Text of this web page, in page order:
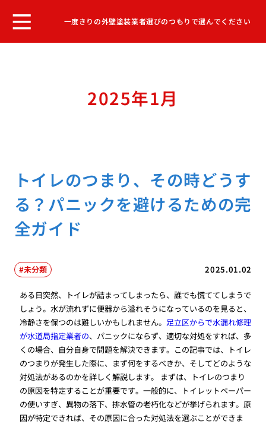
一度きりの外壁塗装業者選びのつもりで選んでください
2025年1月
トイレのつまり、その時どうす
る？パニックを避けるための完
全ガイド
2025.01.02
未分類
ある日突然、トイレが詰まってしまったら、誰でも慌ててしまうで
しょう。水が流れずに便器から溢れそうになっているのを見ると、
冷静さを保つのは難しいかもしれません。 足立区からで水漏れ修理
が水道局指定業者の、パニックにならず、適切な対処をすれば、多
くの場合、自分自身で問題を解決できます。この記事では、トイレ
のつまりが発生した際に、まず何をするべきか、そしてどのような
対処法があるのかを詳しく解説します。 まずは、トイレのつまり
の原因を特定することが重要です。一般的に、トイレットペーパー
の使いすぎ、異物の落下、排水管の老朽化などが挙げられます。原
因が特定できれば、その原因に合った対処法を選ぶことができま